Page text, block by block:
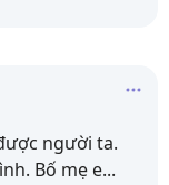
người ta.
Bố mẹ e...